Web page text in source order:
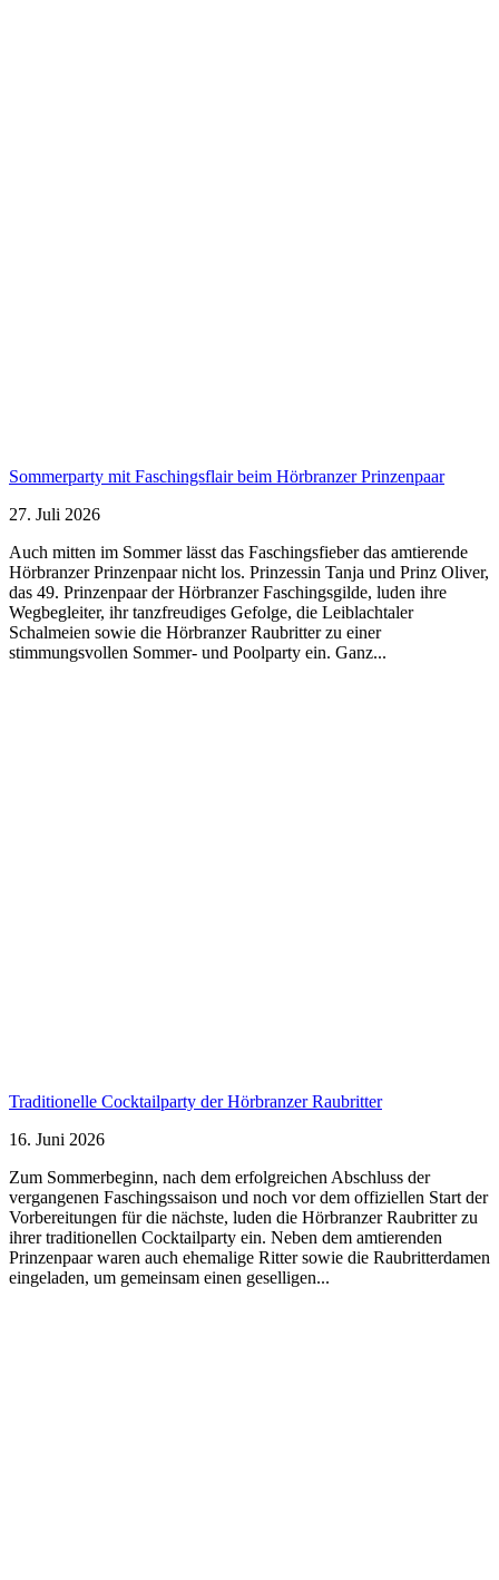
Sommerparty mit Faschingsflair beim Hörbranzer Prinzenpaar
27. Juli 2026
Auch mitten im Sommer lässt das Faschingsfieber das amtierende
Hörbranzer Prinzenpaar nicht los. Prinzessin Tanja und Prinz Oliver,
das 49. Prinzenpaar der Hörbranzer Faschingsgilde, luden ihre
Wegbegleiter, ihr tanzfreudiges Gefolge, die Leiblachtaler
Schalmeien sowie die Hörbranzer Raubritter zu einer
stimmungsvollen Sommer- und Poolparty ein. Ganz...
Traditionelle Cocktailparty der Hörbranzer Raubritter
16. Juni 2026
Zum Sommerbeginn, nach dem erfolgreichen Abschluss der
vergangenen Faschingssaison und noch vor dem offiziellen Start der
Vorbereitungen für die nächste, luden die Hörbranzer Raubritter zu
ihrer traditionellen Cocktailparty ein. Neben dem amtierenden
Prinzenpaar waren auch ehemalige Ritter sowie die Raubritterdamen
eingeladen, um gemeinsam einen geselligen...